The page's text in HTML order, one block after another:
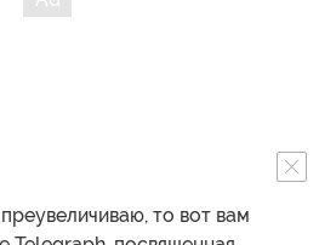
то вот вам